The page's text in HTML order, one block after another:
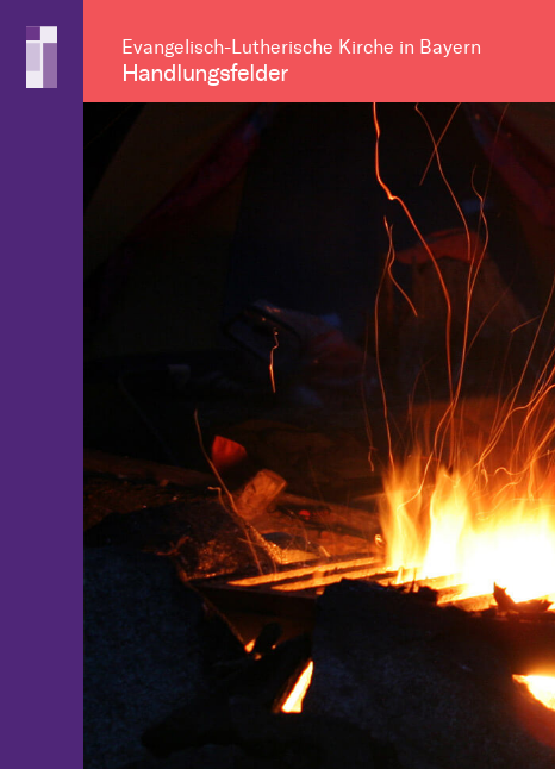
Evangelisch-Lutherische Kirche in Bayern
Handlungsfelder